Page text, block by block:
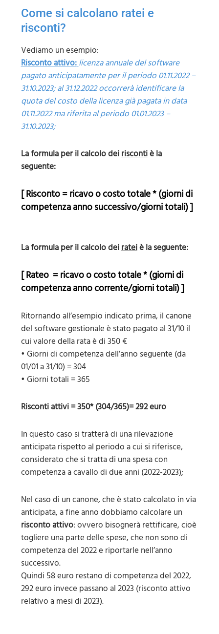
Come si calcolano ratei e
risconti?
Vediamo un esempio:
Risconto attivo:licenza annuale del software
pagato anticipatamente per il periodo 01.11.2022 –
31.10.2023; al 31.12.2022 occorrerà identificare la
quota del costo della licenza già pagata in data
01.11.2022 ma riferita al periodo 01.01.2023 –
31.10.2023;
La formula per il calcolo deiriscontiè la
seguente:
[ Risconto = ricavo o costo totale * (giorni di
competenza anno successivo/giorni totali) ]
La formula per il calcolo deirateiè la seguente:
[ Rateo = ricavo o costo totale * (giorni di
competenza anno corrente/giorni totali) ]
Ritornando all’esempio indicato prima, il canone
del software gestionale è stato pagato al 31/10 il
cui valore della rata è di 350 €
• Giorni di competenza dell’anno seguente (da
01/01 a 31/10) = 304
• Giorni totali = 365
Risconti attivi = 350* (304/365)= 292 euro
In questo caso si tratterà di una rilevazione
anticipata rispetto al periodo a cui si riferisce,
considerato che si tratta di una spesa con
competenza a cavallo di due anni (2022-2023);
Nel caso di un canone, che è stato calcolato in via
anticipata, a fine anno dobbiamo calcolare un
risconto attivo: ovvero bisognerà rettificare, cioè
togliere una parte delle spese, che non sono di
competenza del 2022 e riportarle nell’anno
successivo.
Quindi 58 euro restano di competenza del 2022,
292 euro invece passano al 2023 (risconto attivo
relativo a mesi di 2023).